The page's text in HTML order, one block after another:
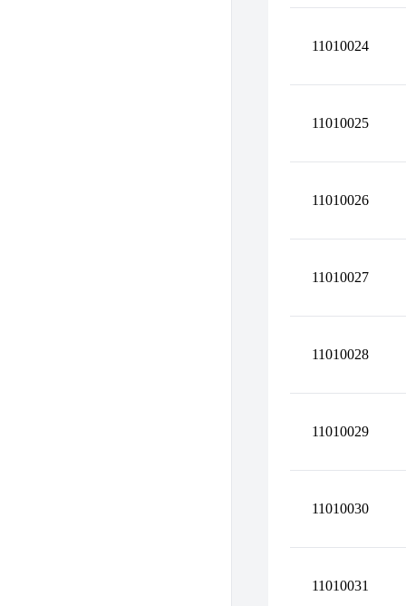
11010024
11010025
11010026
11010027
11010028
11010029
11010030
11010031